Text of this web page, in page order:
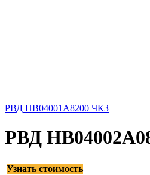
РВД HB04001A8200 ЧКЗ
РВД
Узнать стоимость